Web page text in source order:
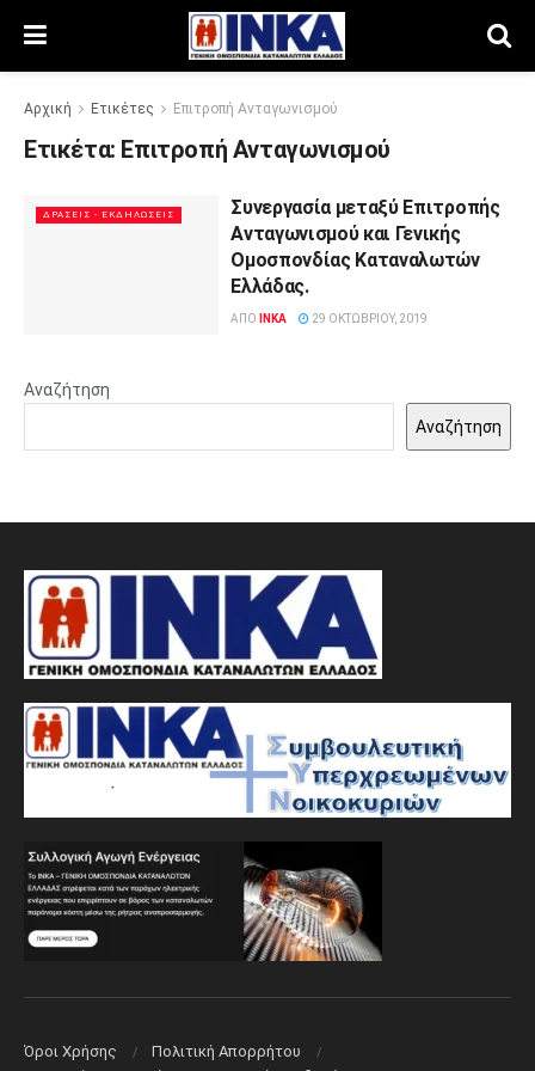
Αρχική Ετικέτες Επιτροπή Ανταγωνισμού
Ετικέτα: Επιτροπή Ανταγωνισμού
ΔΡΆΣΕΙΣ - ΕΚΔΗΛΏΣΕΙΣ
Συνεργασία μεταξύ Επιτροπής
Ανταγωνισμού και Γενικής
Ομοσπονδίας Καταναλωτών
Ελλάδας.
ΑΠΌ INKA 29 ΟΚΤΩΒΡΊΟΥ, 2019
Αναζήτηση
Αναζήτηση
Όροι Χρήσης
Πολιτική Aπορρήτου